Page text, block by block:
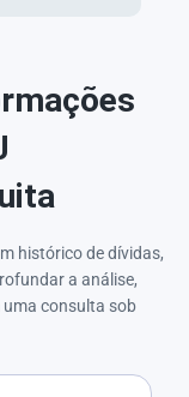
histórico de dívidas,
a análise,
consulta sob